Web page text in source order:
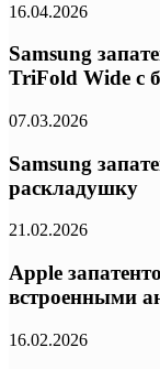
16.04.2026
Samsung
TriFold Wide с
07.03.2026
Samsung
раскладушку
21.02.2026
Apple
встроенными
16.02.2026